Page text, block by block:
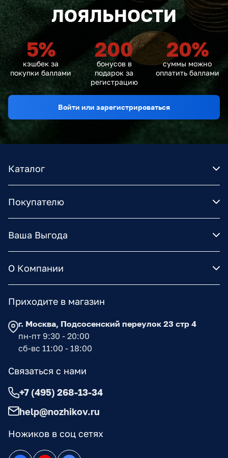
ЛОЯЛЬНОСТИ
5%
кэшбек за
покупки баллами
200
бонусов в
подарок за
регистрацию
20%
суммы можно
оплатить баллами
Войти или зарегистрироваться
Каталог
Покупателю
Ваша Выгода
О Компании
Ножиков в соц сетях
Приходите в магазин
г. Москва, Подсосенский переулок 23 стр 4
пн-пт 9:30 - 20:00
сб-вс 11:00 - 18:00
Связаться с нами
+7 (495) 268-13-34
help@nozhikov.ru